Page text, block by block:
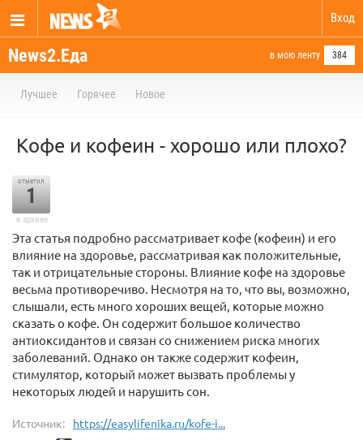
Вход
News2.Еда в мою ленту 384
Лучшее Горячее Новое
Кофе и кофеин - хорошо или плохо?
отметил
1
в архиве
Эта статья подробно рассматривает кофе (кофеин) и его
влияние на здоровье, рассматривая как положительные,
так и отрицательные стороны. Влияние кофе на здоровье
весьма противоречиво. Несмотря на то, что вы, возможно,
слышали, есть много хороших вещей, которые можно
сказать о кофе. Он содержит большое количество
антиоксидантов и связан со снижением риска многих
заболеваний. Однако он также содержит кофеин,
стимулятор, который может вызвать проблемы у
некоторых людей и нарушить сон.
Источник: https://easylifenika.ru/kofe-i...